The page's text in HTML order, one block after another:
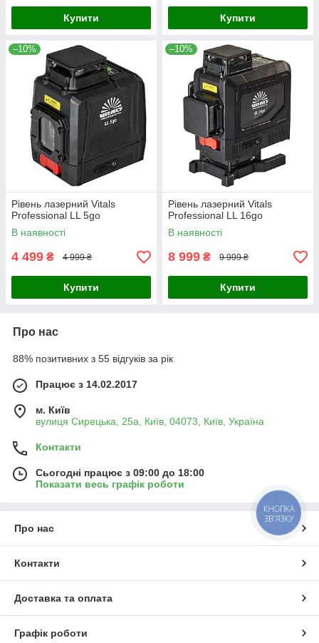
Купити Купити
–10%
Рівень лазерний Vitals
Professional LL 5go
В наявності
4 499 ₴ 4 999 ₴
Купити
–10%
Рівень лазерний Vitals
Professional LL 16go
В наявності
8 999 ₴ 9 999 ₴
Купити
Про нас
88% позитивних з 55 відгуків за рік
Працює з 14.02.2017
м. Київ
вулиця Сирецька, 25а, Київ, 04073, Київ, Україна
Контакти
Сьогодні працює з 09:00 до 18:00
Показати весь графік роботи
Про нас
Контакти
Доставка та оплата
Графік роботи
КНОПКА
ЗВ'ЯЗКУ